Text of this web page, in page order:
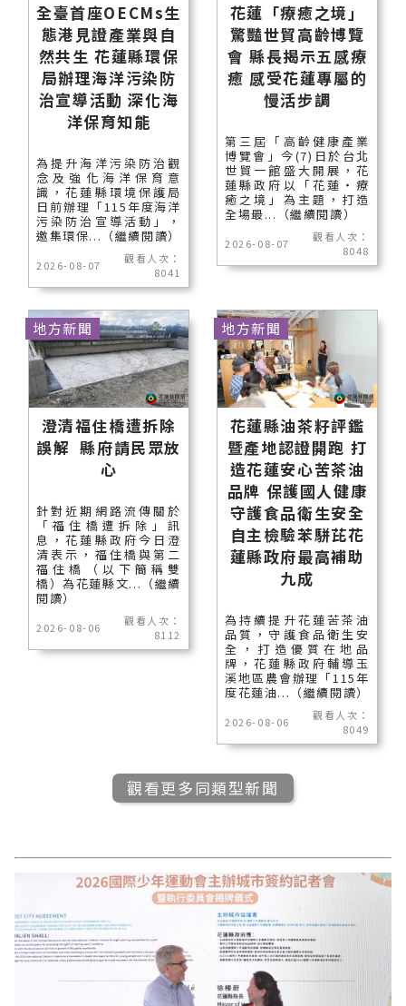
全臺首座OECMs生
態港見證產業與自
然共生 花蓮縣環保
局辦理海洋污染防
治宣導活動 深化海
洋保育知能
為提升海洋污染防治觀
念及強化海洋保育意
識，花蓮縣環境保護局
日前辦理「115年度海洋
污染防治宣導活動」，
邀集環保...（繼續閱讀）
2026-08-07
觀看人次：
8041
花蓮「療癒之境」
驚豔世貿高齡博覽
會 縣長揭示五感療
癒 感受花蓮專屬的
慢活步調
第三屆「高齡健康產業
博覽會」今(7)日於台北
世貿一館盛大開展，花
蓮縣政府以「花蓮‧療
癒之境」為主題，打造
全場最...（繼續閱讀）
2026-08-07
觀看人次：
8048
澄清福住橋遭拆除
誤解 縣府請民眾放
心
針對近期網路流傳關於
「福住橋遭拆除」訊
息，花蓮縣政府今日澄
清表示，福住橋與第二
福住橋（以下簡稱雙
橋）為花蓮縣文...（繼續
閱讀）
2026-08-06
觀看人次：
8112
地方新聞
花蓮縣油茶籽評鑑
暨產地認證開跑 打
造花蓮安心苦茶油
品牌 保護國人健康
守護食品衛生安全
自主檢驗苯駢芘花
蓮縣政府最高補助
九成
為持續提升花蓮苦茶油
品質，守護食品衛生安
全，打造優質在地品
牌，花蓮縣政府輔導玉
溪地區農會辦理「115年
度花蓮油...（繼續閱讀）
2026-08-06
觀看人次：
8049
地方新聞
觀看更多同類型新聞